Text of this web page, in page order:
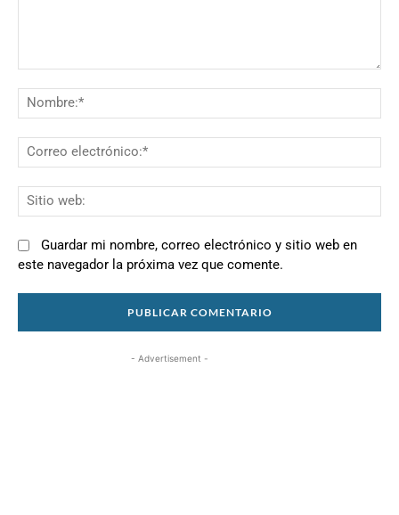
Guardar mi nombre, correo electrónico y sitio web en
este navegador la próxima vez que comente.
- Advertisement -